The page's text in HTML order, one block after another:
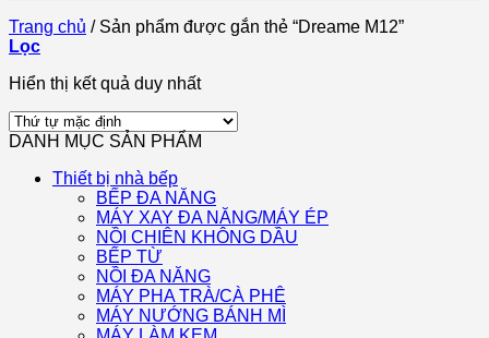
Trang chủ /Sản phẩm được gắn thẻ “Dreame M12”
Lọc
Hiển thị kết quả duy nhất
DANH MỤC SẢN PHẨM
Thiết bị nhà bếp
BẾP ĐA NĂNG
MÁY XAY ĐA NĂNG/MÁY ÉP
NỒI CHIÊN KHÔNG DẦU
BẾP TỪ
NỒI ĐA NĂNG
MÁY PHA TRÀ/CÀ PHÊ
MÁY NƯỚNG BÁNH MÌ